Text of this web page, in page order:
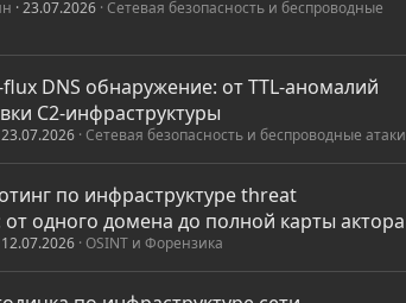
23.07.2026 Сетевая безопасность и беспроводные
flux DNS обнаружение: от TTL-аномалий
C2-инфраструктуры
23.07.2026 Сетевая безопасность и беспроводные атаки
по инфраструктуре threat
одного домена до полной карты актора
12.07.2026 OSINT и Форензика